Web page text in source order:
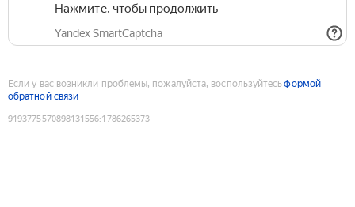
Нажмите, чтобы продолжить
Yandex SmartCaptcha
Если у вас возникли проблемы, пожалуйста, воспользуйтесьформой
обратной связи
9193775570898131556:1786265373